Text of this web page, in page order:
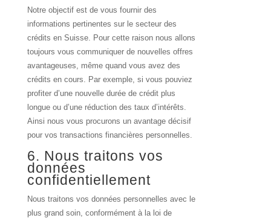
Notre objectif est de vous fournir des
informations pertinentes sur le secteur des
crédits en Suisse. Pour cette raison nous allons
toujours vous communiquer de nouvelles offres
avantageuses, même quand vous avez des
crédits en cours. Par exemple, si vous pouviez
profiter d’une nouvelle durée de crédit plus
longue ou d’une réduction des taux d’intérêts.
Ainsi nous vous procurons un avantage décisif
pour vos transactions financières personnelles.
6. Nous traitons vos
données
confidentiellement
Nous traitons vos données personnelles avec le
plus grand soin, conformément à la loi de